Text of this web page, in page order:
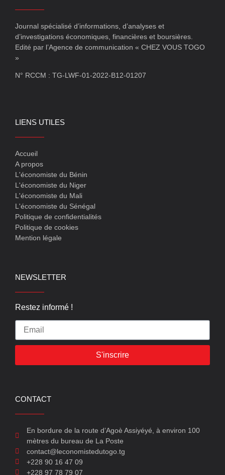
Journal spécialisé d’informations, d’analyses et
d’investigations économiques, financières et boursières.
Edité par l’Agence de communication « CHEZ VOUS TOGO
»
N° RCCM : TG-LWF-01-2022-B12-01207
LIENS UTILES
Accueil
A propos
L'économiste du Bénin
L'économiste du Niger
L'économiste du Mali
L'économiste du Sénégal
Politique de confidentialités
Politique de cookies
Mention légale
NEWSLETTER
Restez informé !
S'inscrire
CONTACT
En bordure de la route d’Agoè Assiyéyé, à environ 100
mètres du bureau de La Poste
contact@leconomistedutogo.tg
+228 90 16 47 09
+228 97 78 79 07